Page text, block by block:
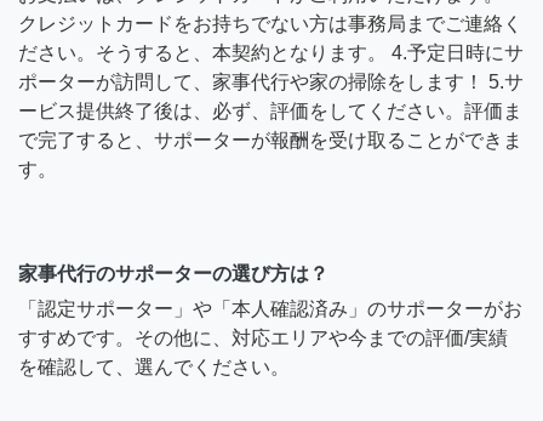
クレジットカードをお持ちでない方は事務局までご連絡く
ださい。そうすると、本契約となります。 4.予定日時にサ
ポーターが訪問して、家事代行や家の掃除をします！ 5.サ
ービス提供終了後は、必ず、評価をしてください。評価ま
で完了すると、サポーターが報酬を受け取ることができま
す。
家事代行のサポーターの選び方は？
「認定サポーター」や「本人確認済み」のサポーターがお
すすめです。その他に、対応エリアや今までの評価/実績
を確認して、選んでください。